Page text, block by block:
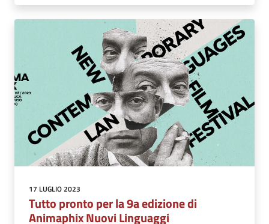
17 LUGLIO 2023
Tutto pronto per la 9a edizione di
Animaphix Nuovi Linguaggi